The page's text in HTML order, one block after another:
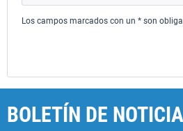
Los campos marcados con un * son
BOLETÍN DE